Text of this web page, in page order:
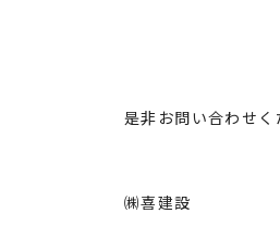
是非お問い合わせ
㈱喜建設